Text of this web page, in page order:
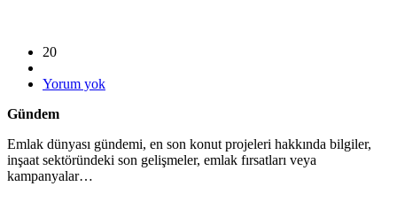
20
Yorum yok
Gündem
Emlak dünyası gündemi, en son konut projeleri hakkında bilgiler,
inşaat sektöründeki son gelişmeler, emlak fırsatları veya
kampanyalar…